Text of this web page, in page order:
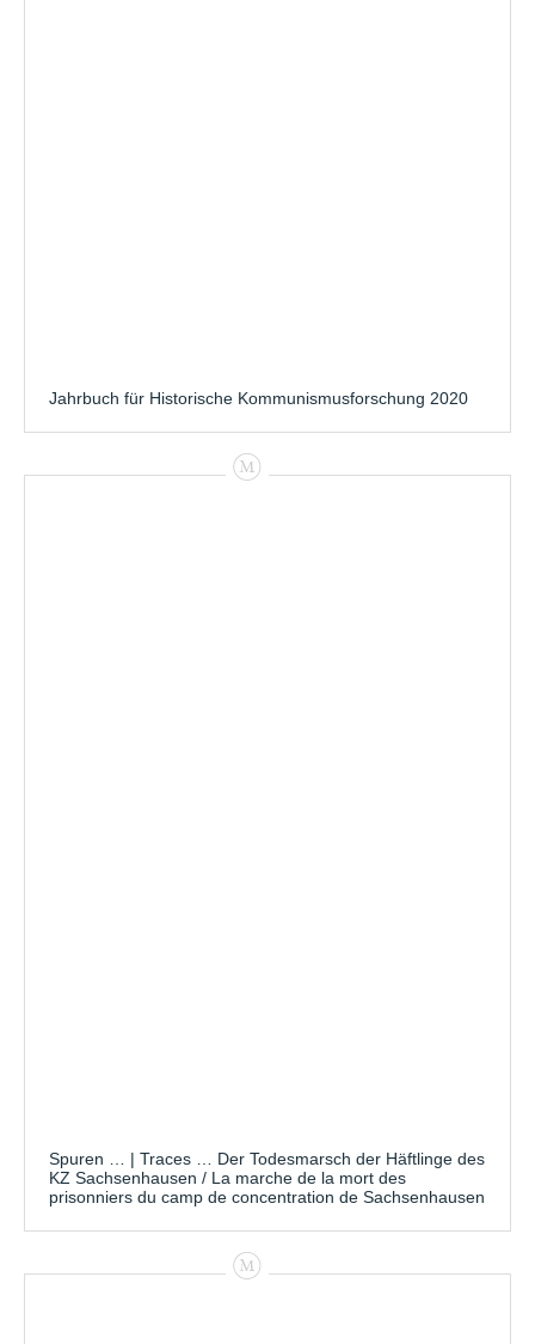
Jahrbuch für Historische Kommunismusforschung 2020
Spuren … | Traces … Der Todesmarsch der Häftlinge des
KZ Sachsenhausen / La marche de la mort des
prisonniers du camp de concentration de Sachsenhausen